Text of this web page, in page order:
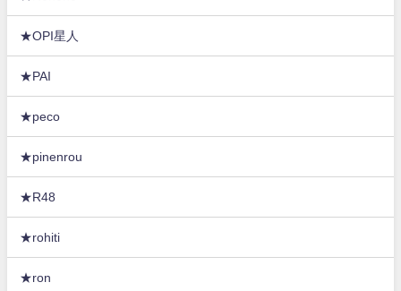
★OPI星人
★PAI
★peco
★pinenrou
★R48
★rohiti
★ron